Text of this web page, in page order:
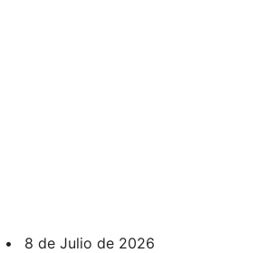
• 8 de Julio de 2026